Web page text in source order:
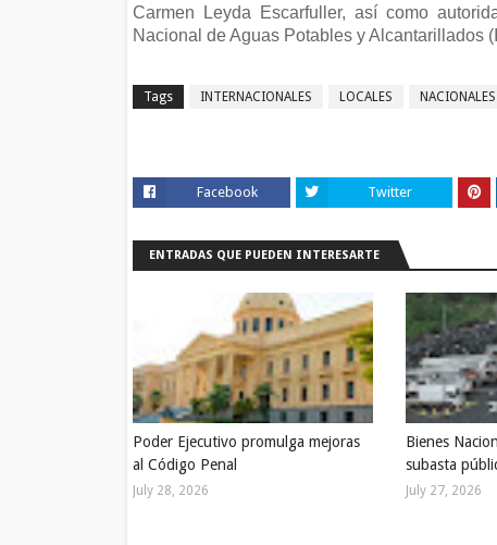
Carmen Leyda Escarfuller, así como
Nacional de Aguas Potables y Alcantarillados
Tags INTERNACIONALES LOCALES NACIONALES
Facebook Twitter
ENTRADAS QUE PUEDEN INTERESARTE
Poder Ejecutivo promulga mejoras
al Código Penal
July 28, 2026
Bienes
subasta
July 27, 2026